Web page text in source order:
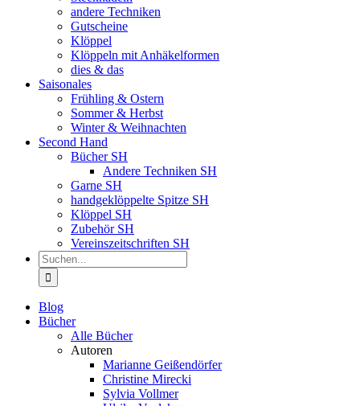
andere Techniken
Gutscheine
Klöppel
Klöppeln mit Anhäkelformen
dies & das
Saisonales
Frühling & Ostern
Sommer & Herbst
Winter & Weihnachten
Second Hand
Bücher SH
Andere Techniken SH
Garne SH
handgeklöppelte Spitze SH
Klöppel SH
Zubehör SH
Vereinszeitschriften SH
Suche
nach:
Blog
Bücher
Alle Bücher
Autoren
Marianne Geißendörfer
Christine Mirecki
Sylvia Vollmer